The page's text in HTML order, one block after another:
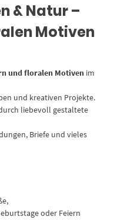
& Natur –
Motiven
und floralen Motiven im
und kreativen Projekte.
liebevoll gestaltete
Briefe und vieles
oder Feiern